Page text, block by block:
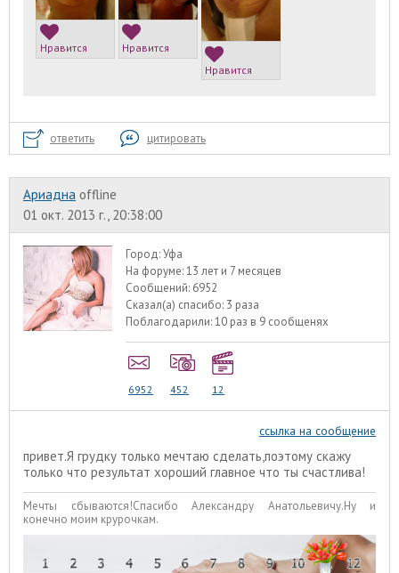
Нравится
Нравится
Нравится
ответить цитировать
Ариадна offline
01 окт. 2013 г., 20:38:00
Город:Уфа
На форуме:13 лет и 7 месяцев
Сообщений: 6952
Сказал(а) спасибо: 3 раза
Поблагодарили:10 раз в 9 сообщенях
6952 452 12
ссылка на сообщение
привет.Я грудку только мечтаю сделать,поэтому скажу
только что результат хороший главное что ты счастлива!
Мечты сбываются!Спасибо Александру Анатольевичу.Ну и
конечно моим крурочкам.